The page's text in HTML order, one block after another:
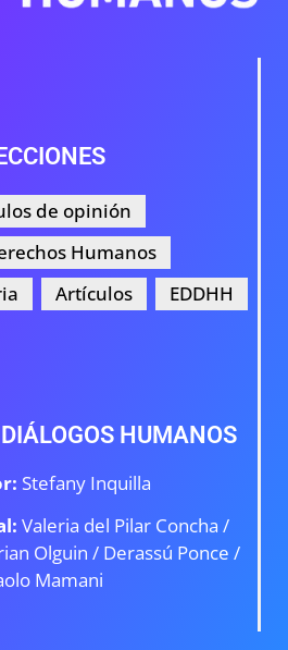
de opinión
Humanos
Artículos EDDHH
HUMANOS
Stefany Inquilla
Valeria del Pilar Concha /
Olguin / Derassú Ponce /
Mamani